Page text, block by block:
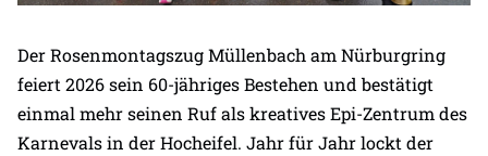
Der Rosenmontagszug Müllenbach am Nürburgring
feiert 2026 sein 60-jähriges Bestehen und bestätigt
einmal mehr seinen Ruf als kreatives Epi-Zentrum des
Karnevals in der Hocheifel. Jahr für Jahr lockt der